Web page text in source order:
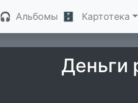
🎧 Альбомы 🗄 Картотека
Деньги